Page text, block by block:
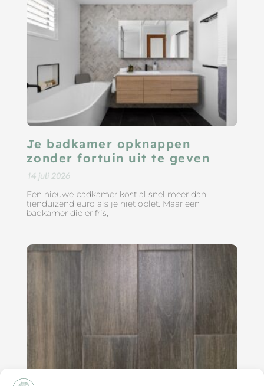
Je badkamer opknappen
zonder fortuin uit te geven
14 juli 2026
Een nieuwe badkamer kost al snel meer dan
tienduizend euro als je niet oplet. Maar een
badkamer die er fris,